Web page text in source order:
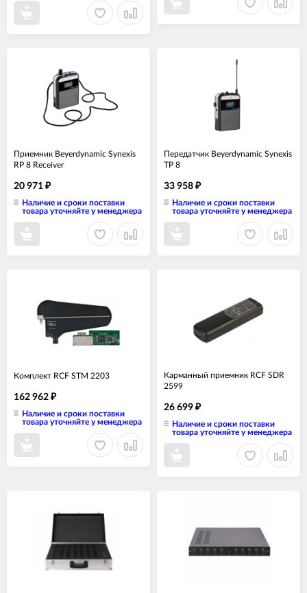
Приемник Beyerdynamic Synexis
RP 8 Receiver
20 971 ₽
Наличие и сроки поставки
товара уточняйте у менеджера
Передатчик Beyerdynamic Synexis
TP 8
33 958 ₽
Наличие и сроки поставки
товара уточняйте у менеджера
Комплект RCF STM 2203
162 962 ₽
Наличие и сроки поставки
товара уточняйте у менеджера
Карманный приемник RCF SDR
2599
26 699 ₽
Наличие и сроки поставки
товара уточняйте у менеджера